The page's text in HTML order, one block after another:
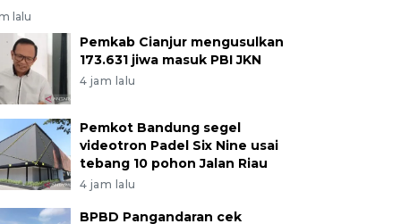
lalu
Pemkab Cianjur mengusulkan
173.631 jiwa masuk PBI JKN
4 jam lalu
Pemkot Bandung segel
videotron Padel Six Nine usai
tebang 10 pohon Jalan Riau
4 jam lalu
BPBD Pangandaran cek